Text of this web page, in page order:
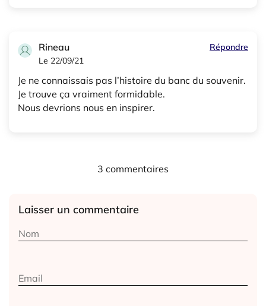
Rineau
Le 22/09/21
Répondre
Je ne connaissais pas l’histoire du banc du souvenir.
Je trouve ça vraiment formidable.
Nous devrions nous en inspirer.
3 commentaires
Laisser un commentaire
Alternative: